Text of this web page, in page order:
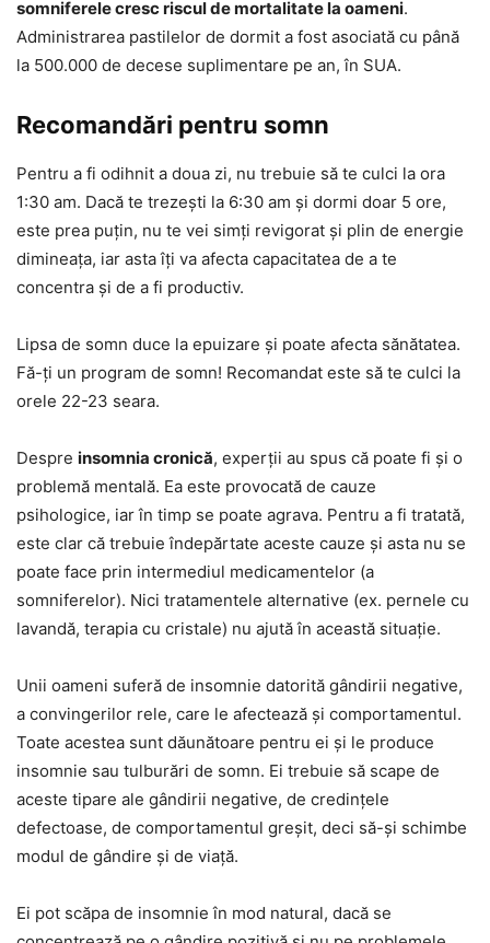
somniferele cresc riscul de mortalitate la oameni.
Administrarea pastilelor de dormit a fost asociată cu până
la 500.000 de decese suplimentare pe an, în SUA.
Recomandări pentru somn
Pentru a fi odihnit a doua zi, nu trebuie să te culci la ora
1:30 am. Dacă te trezești la 6:30 am și dormi doar 5 ore,
este prea puțin, nu te vei simți revigorat și plin de energie
dimineața, iar asta îți va afecta capacitatea de a te
concentra și de a fi productiv.
Lipsa de somn duce la epuizare și poate afecta sănătatea.
Fă-ți un program de somn! Recomandat este să te culci la
orele 22-23 seara.
Despre insomnia cronică, experții au spus că poate fi și o
problemă mentală. Ea este provocată de cauze
psihologice, iar în timp se poate agrava. Pentru a fi tratată,
este clar că trebuie îndepărtate aceste cauze și asta nu se
poate face prin intermediul medicamentelor (a
somniferelor). Nici tratamentele alternative (ex. pernele cu
lavandă, terapia cu cristale) nu ajută în această situație.
Unii oameni suferă de insomnie datorită gândirii negative,
a convingerilor rele, care le afectează și comportamentul.
Toate acestea sunt dăunătoare pentru ei și le produce
insomnie sau tulburări de somn. Ei trebuie să scape de
aceste tipare ale gândirii negative, de credințele
defectoase, de comportamentul greșit, deci să-și schimbe
modul de gândire și de viață.
Ei pot scăpa de insomnie în mod natural, dacă se